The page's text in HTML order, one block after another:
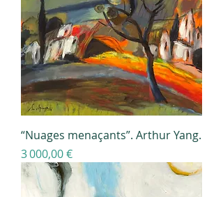
“Nuages menaçants”. Arthur Yang.
Prix
3 000,00 €